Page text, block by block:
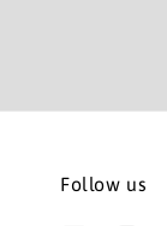
Follow us